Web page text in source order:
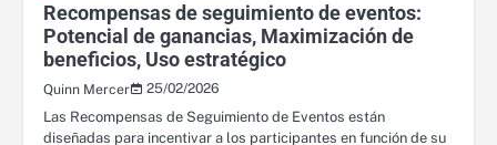
Recompensas de seguimiento de eventos:
Potencial de ganancias, Maximización de
beneficios, Uso estratégico
Quinn Mercer
25/02/2026
Las Recompensas de Seguimiento de Eventos están
diseñadas para incentivar a los participantes en función de su